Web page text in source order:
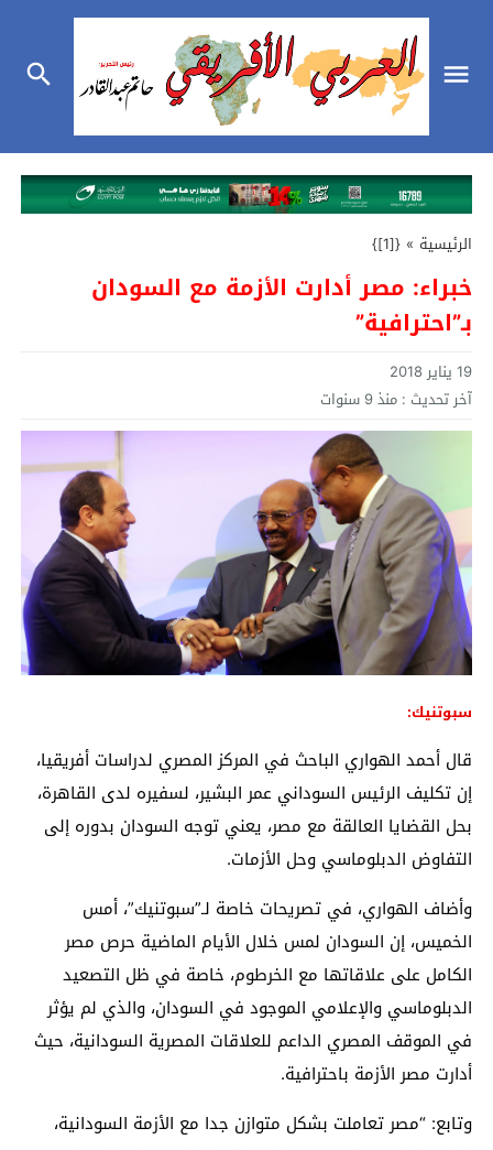
الرئيسية »
{[1]}
خبراء: مصر أدارت الأزمة مع السودان
بـ”احترافية”
19 يناير 2018
آخر تحديث : منذ 9 سنوات
سبوتنيك:
قال أحمد الهواري الباحث في المركز المصري لدراسات أفريقيا،
إن تكليف الرئيس السوداني عمر البشير، لسفيره لدى القاهرة،
بحل القضايا العالقة مع مصر، يعني توجه السودان بدوره إلى
التفاوض الدبلوماسي وحل الأزمات.
وأضاف الهواري، في تصريحات خاصة لـ”سبوتنيك”، أمس
الخميس، إن السودان لمس خلال الأيام الماضية حرص مصر
الكامل على علاقاتها مع الخرطوم، خاصة في ظل التصعيد
الدبلوماسي والإعلامي الموجود في السودان، والذي لم يؤثر
في الموقف المصري الداعم للعلاقات المصرية السودانية، حيث
أدارت مصر الأزمة باحترافية.
وتابع: “مصر تعاملت بشكل متوازن جدا مع الأزمة السودانية،